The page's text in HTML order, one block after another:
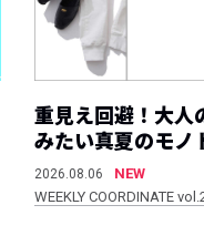
重見え回避！大人
みたい真夏のモノ
2026.08.06
NEW
WEEKLY COORDINATE